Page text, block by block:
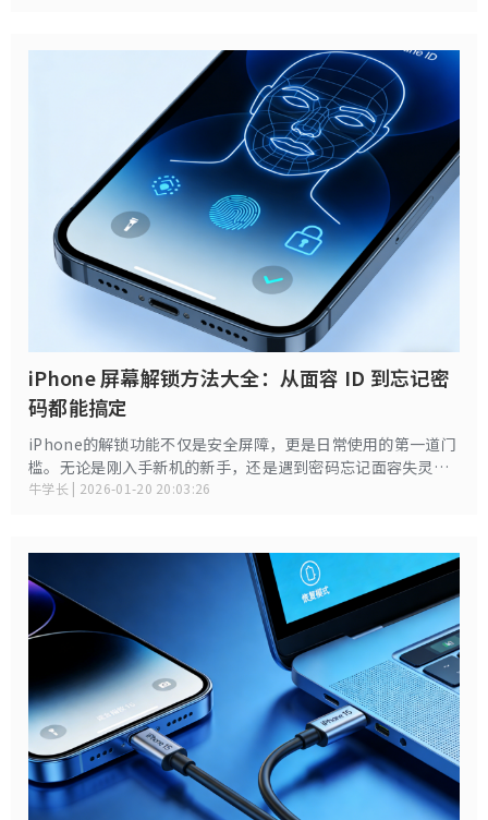
iPhone 屏幕解锁方法大全：从面容 ID 到忘记密
码都能搞定
iPhone的解锁功能不仅是安全屏障，更是日常使用的第一道门
槛。无论是刚入手新机的新手，还是遇到密码忘记面容失灵的
老用户，都可能被解锁问题困扰。本文将系统梳理iPhone全场
牛学长 | 2026-01-20 20:03:26